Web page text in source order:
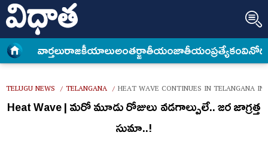
వార్త‌లురాజకీయాలుఅంత‌ర్జాతీయంజాతీయంప్రత్యేకం
TELUGU NEWS / TELANGANA / HEAT WAVE CONTINUES IN TELANGANA IN
Heat Wave | మ‌రో మూడు రోజులు వ‌డ‌గాల్పులే.. జ‌ర జాగ్ర‌త్త
సుమా..!